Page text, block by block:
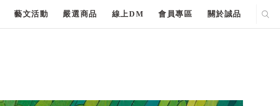
藝文活動 嚴選商品 線上DM 會員專區 關於誠品